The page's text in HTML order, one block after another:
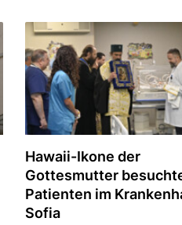
Hawaii-Ikone der
Gottesmutter
Patienten im
Sofia